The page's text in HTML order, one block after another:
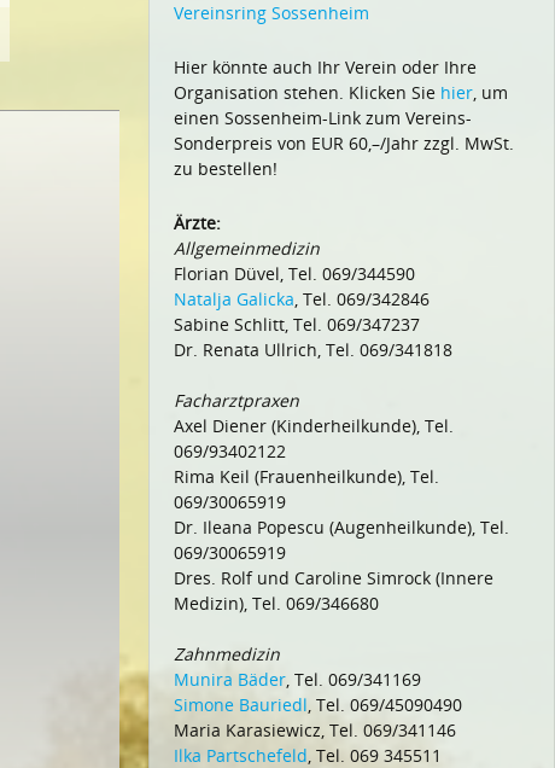
Vereinsring Sossenheim
Hier könnte auch Ihr Verein oder Ihre
Organisation stehen. Klicken Sie hier, um
einen Sossenheim-Link zum Vereins-
Sonderpreis von EUR 60,–/Jahr zzgl. MwSt.
zu bestellen!
Ärzte:
Allgemeinmedizin
Florian Düvel, Tel. 069/344590
Natalja Galicka, Tel. 069/342846
Sabine Schlitt, Tel. 069/347237
Dr. Renata Ullrich, Tel. 069/341818
Facharztpraxen
Axel Diener (Kinderheilkunde), Tel.
069/93402122
Rima Keil (Frauenheilkunde), Tel.
069/30065919
Dr. Ileana Popescu (Augenheilkunde), Tel.
069/30065919
Dres. Rolf und Caroline Simrock (Innere
Medizin), Tel. 069/346680
Zahnmedizin
Munira Bäder, Tel. 069/341169
Simone Bauriedl, Tel. 069/45090490
Maria Karasiewicz, Tel. 069/341146
Ilka Partschefeld, Tel. 069 345511